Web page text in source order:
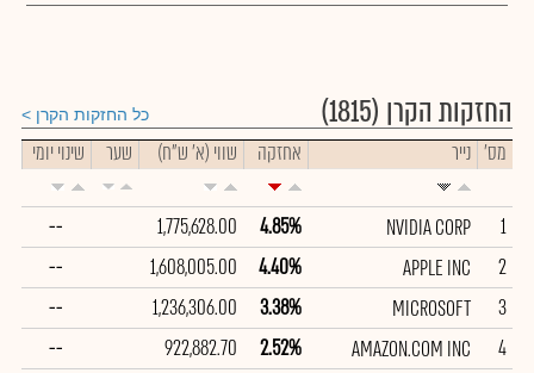
החזקות הקרן (1815) כל החזקות הקרן
מס' נייר אחזקה שווי (א' ש"ח) שער שינוי יומי
1
NVIDIA CORP
4.85%
1,775,628.00
--
2
APPLE INC
4.40%
1,608,005.00
--
3
MICROSOFT
3.38%
1,236,306.00
--
4
AMAZON.COM INC
2.52%
922,882.70
--